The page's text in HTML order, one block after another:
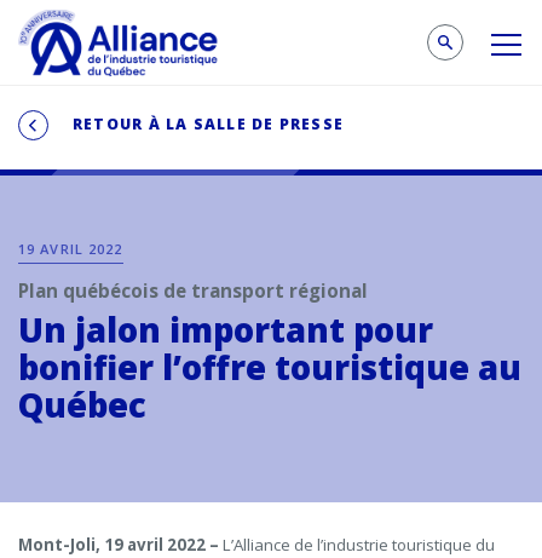
RETOUR À LA SALLE DE PRESSE
19 AVRIL 2022
Plan québécois de transport régional
Un jalon important pour
bonifier l’offre touristique au
Québec
Mont-Joli, 19 avril 2022 – L’Alliance de l’industrie touristique du